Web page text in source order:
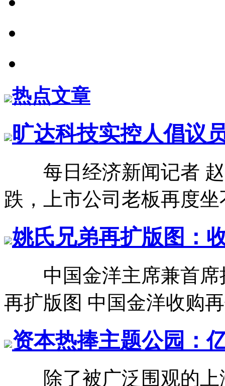
热点文章
旷达科技实控人倡议
每日经济新闻记者
跌，上市公司老板再度
姚氏兄弟再扩版图：
中国金洋主席兼首
再扩版图 中国金洋收购
资本热捧主题公园：
除了被广泛围观的上